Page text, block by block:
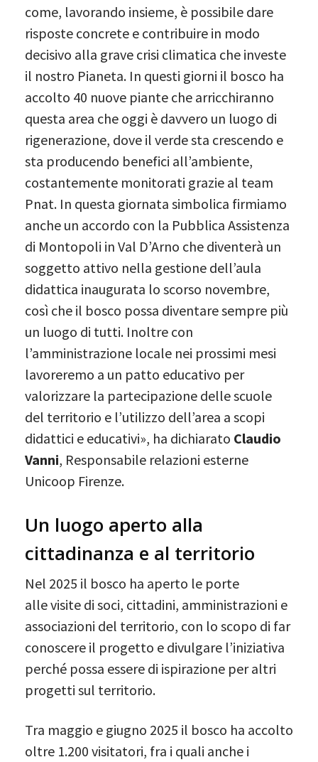
come, lavorando insieme, è possibile dare
risposte concrete e contribuire in modo
decisivo alla grave crisi climatica che investe
il nostro Pianeta. In questi giorni il bosco ha
accolto 40 nuove piante che arricchiranno
questa area che oggi è davvero un luogo di
rigenerazione, dove il verde sta crescendo e
sta producendo benefici all’ambiente,
costantemente monitorati grazie al team
Pnat. In questa giornata simbolica firmiamo
anche un accordo con la Pubblica Assistenza
di Montopoli in Val D’Arno che diventerà un
soggetto attivo nella gestione dell’aula
didattica inaugurata lo scorso novembre,
così che il bosco possa diventare sempre più
un luogo di tutti. Inoltre con
l’amministrazione locale nei prossimi mesi
lavoreremo a un patto educativo per
valorizzare la partecipazione delle scuole
del territorio e l’utilizzo dell’area a scopi
didattici e educativi», ha dichiarato Claudio
Vanni, Responsabile relazioni esterne
Unicoop Firenze.
Un luogo aperto alla
cittadinanza e al territorio
Nel 2025 il bosco ha aperto le porte
alle visite di soci, cittadini, amministrazioni e
associazioni del territorio, con lo scopo di far
conoscere il progetto e divulgare l’iniziativa
perché possa essere di ispirazione per altri
progetti sul territorio.
Tra maggio e giugno 2025 il bosco ha accolto
oltre 1.200 visitatori, fra i quali anche i